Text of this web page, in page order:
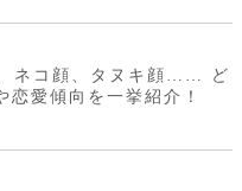
、ネコ顔、タヌキ顔…… ど
恋愛傾向を一挙紹介！